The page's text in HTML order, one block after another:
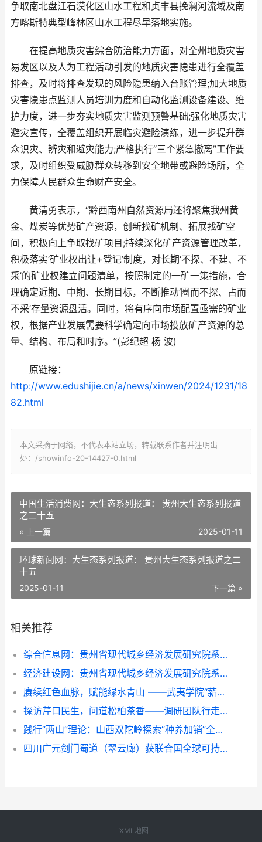
争取南北盘江石漠化区山水工程和贞丰县挽澜河流域及南
方喀斯特典型峰林区山水工程尽早落地实施。
在提高地质灾害综合防治能力方面，对全州地质灾害
易发区以及人为工程活动引发的地质灾害隐患进行全覆盖
排查，及时将排查发现的风险隐患纳入台账管理;加大地质
灾害隐患点监测人员培训力度和自动化监测设备建设、维
护力度，进一步夯实地质灾害监测预警基础;强化地质灾害
避灾宣传，全覆盖组织开展临灾避险演练，进一步提升群
众识灾、辨灾和避灾能力;严格执行“三个紧急撤离”工作要
求，及时组织受威胁群众转移到安全地带或避险场所，全
力保障人民群众生命财产安全。
黄清勇表示，“黔西南州自然资源局还将聚焦我州黄
金、煤炭等优势矿产资源，创新找矿机制、拓展找矿空
间，积极向上争取找矿项目;持续深化矿产资源管理改革，
积极落实‘矿业权出让+登记’制度，对长期‘不探、不建、不
采’的矿业权建立问题清单，按照制定的一矿一策措施，合
理确定近期、中期、长期目标，不断推动‘圈而不探、占而
不采’存量资源盘活。同时，将有序向市场配置亟需的矿业
权，根据产业发展需要科学确定向市场投放矿产资源的总
量、结构、布局和时序。”(彭纪超 杨 波)
原链接：
http://www.edushijie.cn/a/news/xinwen/2024/1231/18
82.html
本文采摘于网络，不代表本站立场，转载联系作者并注明出
处：/showinfo-20-14427-0.html
中国生活消费网：大生态系列报道： 贵州大生态系列报道
之二十五
« 上一篇 2025-01-11
环球新闻网：大生态系列报道： 贵州大生态系列报道之二
十五
下一篇 »
2025-01-11
相关推荐
综合信息网：贵州省现代城乡经济发展研究院系列报道之一
经济建设网：贵州省现代城乡经济发展研究院系列报道之一
赓续红色血脉，赋能绿水青山 ——武夷学院“薪火青绿”实践团队深入金坑乡调研红绿融合发展
探访芹口民生，问道松柏茶香——调研团队行走环带看振兴
践行“两山”理论：山西双陀岭探索“种养加销”全链模式，助力乡村振兴
四川广元剑门蜀道（翠云廊）获联合国全球可持续“地球家园”范例奖
XML地图